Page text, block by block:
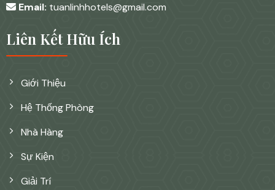
Liên Kết Hữu Ích
Giới Thiệu
Hệ Thống Phòng
Nhà Hàng
Sự Kiện
Giải Trí
Email: tuanlinhhotels@gmail.com